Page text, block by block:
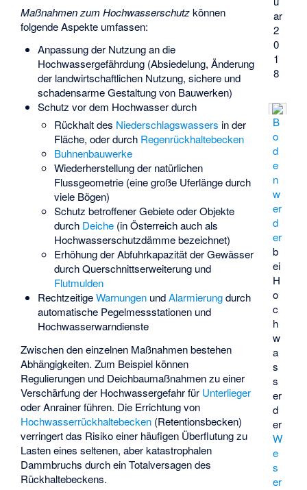
ar
2
0
1
8
B
o
d
e
n
w
er
d
er
b
ei
H
o
c
h
w
a
s
s
er
d
er
W
e
s
er
Maßnahmen zum Hochwasserschutzkönnen
folgende Aspekte umfassen:
Anpassung der Nutzung an die
Hochwassergefährdung (Absiedelung, Änderung
der landwirtschaftlichen Nutzung, sichere und
schadensarme Gestaltung von Bauwerken)
Schutz vor dem Hochwasser durch
Rückhalt des Niederschlagswassers in der
Fläche, oder durch Regenrückhaltebecken
Buhnenbauwerke
Wiederherstellung der natürlichen
Flussgeometrie (eine große Uferlänge durch
viele Bögen)
Schutz betroffener Gebiete oder Objekte
durch Deiche (in Österreich auch als
Hochwasserschutzdämme bezeichnet)
Erhöhung der Abfuhrkapazität der Gewässer
durch Querschnittserweiterung und
Flutmulden
RechtzeitigeWarnungenundAlarmierungdurch
automatische Pegelmessstationen und
Hochwasserwarndienste
Zwischen den einzelnen Maßnahmen bestehen
Abhängigkeiten. Zum Beispiel können
Regulierungen und Deichbaumaßnahmen zu einer
Verschärfung der Hochwassergefahr für Unterlieger
oder Anrainer führen. Die Errichtung von
Hochwasserrückhaltebecken (Retentionsbecken)
verringert das Risiko einer häufigen Überflutung zu
Lasten eines seltenen, aber katastrophalen
Dammbruchs durch ein Totalversagen des
Rückhaltebeckens.